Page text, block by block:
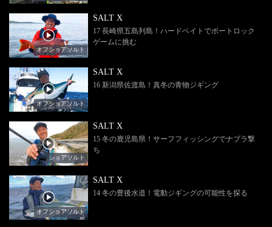
オフショアソルト
SALT X
17 長崎県五島列島！ハードベイトでボートロック
ゲームに挑む
オフショアソルト
SALT X
16 新潟県佐渡島！真冬の青物ジギング
ショアソルト
SALT X
15 冬の鹿児島県！サーフフィッシングでナブラ撃
ち
オフショアソルト
SALT X
14 冬の豊後水道！電動ジギングの可能性を探る